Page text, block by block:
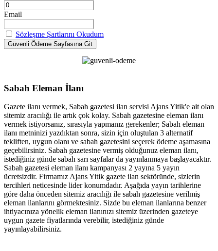
Email
Sözleşme Şartlarını Okudum
Sabah Eleman İlanı
Gazete ilanı vermek, Sabah gazetesi ilan servisi Ajans Yitik'e ait olan
sitemiz aracılığı ile artık çok kolay. Sabah gazetesine eleman ilanı
vermek istiyorsanız, sırasıyla yapmanız gerekenler; Sabah eleman
ilanı metninizi yazdıktan sonra, sizin için oluştulan 3 alternatif
tekliften, uygun olanı ve sabah gazetesini seçerek ödeme aşamasına
geçebilirsiniz. Sabah gazetesine vermiş olduğunuz eleman ilanı,
istediğiniz günde sabah sarı sayfalar da yayınlanmaya başlayacaktır.
Sabah gazetesi eleman ilanı kampanyası 2 yayına 5 yayın
ücretsizdir. Firmamız Ajans Yitik gazete ilan sektöründe, sizlerin
tercihleri neticesinde lider konumdadır. Aşağıda yayın tarihlerine
göre daha önceden sitemiz aracılığı ile sabah gazetesine verilmiş
eleman ilanlarını görmektesiniz. Sizde bu eleman ilanlarına benzer
ihtiyacınıza yönelik eleman ilanınızı sitemiz üzerinden gazeteye
uygun gazete fiyatlarında verebilir, istediğiniz günde
yayınlayabilirsiniz.